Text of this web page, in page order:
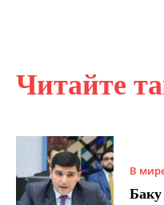
Читайте
В